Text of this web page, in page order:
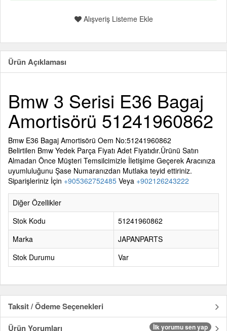
Alışveriş Listeme Ekle
Ürün Açıklaması
Bmw 3 Serisi E36 Bagaj
Amortisörü 51241960862
Bmw E36 Bagaj Amortisörü Oem No:51241960862
Belirtilen Bmw Yedek Parça Fiyatı Adet Fiyatıdır.Ürünü Satın
Almadan Önce Müşteri Temsilcimizle İletişime Geçerek Aracınıza
uyumluluğunu Şase Numaranızdan Mutlaka teyid ettiriniz.
Siparişleriniz İçin +905362752485 Veya +902126243222
Diğer Özellikler
Stok Kodu
51241960862
Marka
JAPANPARTS
Stok Durumu
Var
Taksit / Ödeme Seçenekleri
Ürün Yorumları
İlk yorumu sen yap